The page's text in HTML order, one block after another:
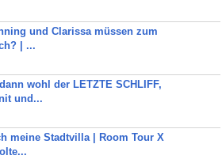
und Clarissa müssen zum
| ...
wohl der LETZTE SCHLIFF,
und...
meine Stadtvilla | Room Tour X